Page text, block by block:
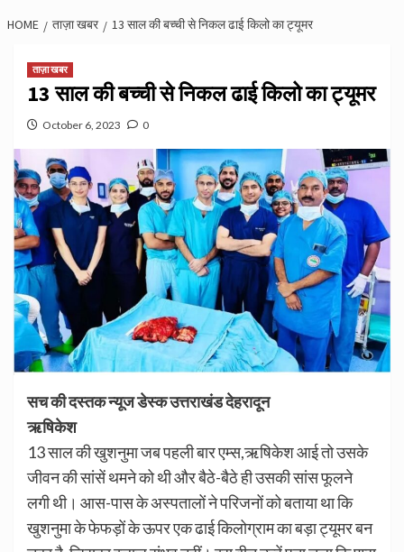
HOME ताज़ा खबर 13 साल की बच्ची से निकल ढाई किलो का ट्यूमर
ताज़ा खबर
13 साल की बच्ची से निकल ढाई किलो का ट्यूमर
October 6, 2023 0
सच की दस्तक न्यूज डेस्क उत्तराखंड देहरादून
ऋषिकेश
13 साल की खुशनुमा जब पहली बार एम्स,ऋषिकेश आई तो उसके
जीवन की सांसें थमने को थी और बैठे-बैठे ही उसकी सांस फूलने
लगी थी। आस-पास के अस्पतालों ने परिजनों को बताया था कि
खुशनुमा के फेफड़ों के ऊपर एक ढाई किलोग्राम का बड़ा ट्यूमर बन